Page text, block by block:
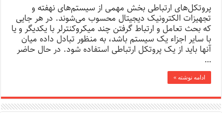
پروتکل‌های ارتباطی بخش مهمی از سیستم‌های نهفته و
تجهیزات الکترونیک دیجیتال محسوب می‌شوند. در هر جایی
که بحث تعامل و ارتباط گرفتن چند میکروکنترلر با یکدیگر و یا
با سایر اجزاء یک سیستم باشد، به منظور تبادل داده میان
آنها باید از یک پروتکل ارتباطی استفاده شود. در حال حاضر
…
ادامه نوشته »